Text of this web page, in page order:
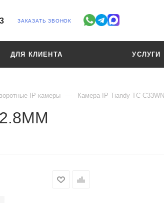
ЗАКАЗАТЬ ЗВОНОК
ДЛЯ КЛИЕНТА УСЛУГИ
IP-камеры — Камера-IP Tiandy TC-
2.8ММ